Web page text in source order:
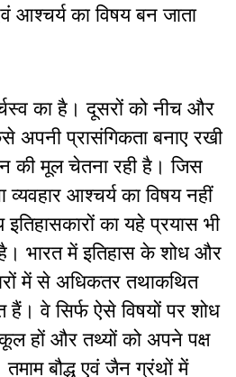
आश्चर्य का विषय बन जाता
का है। दूसरों को नीच और
अपनी प्रासंगिकता बनाए रखी
की मूल चेतना रही है। जिस
आश्चर्य का विषय नहीं
का यहे प्रयास भी
भारत में इतिहास के शोध और
में से अधिकतर तथाकथित
हैं। वे सिर्फ ऐसे विषयों पर शोध
हों और तथ्यों को अपने पक्ष
बौद्ध एवं जैन ग्रंथों में